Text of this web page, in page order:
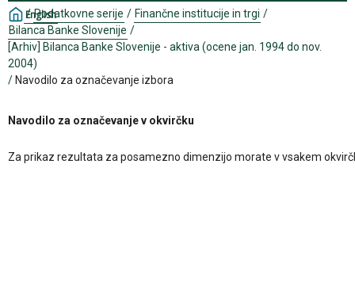
English
/ Podatkovne serije / Finančne institucije in trgi /
Bilanca Banke Slovenije /
[Arhiv] Bilanca Banke Slovenije - aktiva (ocene jan. 1994 do nov.
2004)
/ Navodilo za označevanje izbora
Navodilo za označevanje v okvirčku
Za prikaz rezultata za posamezno dimenzijo morate v vsakem